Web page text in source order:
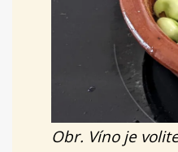
Obr. Víno je